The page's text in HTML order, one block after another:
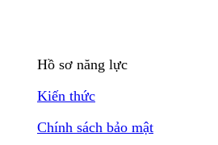
Hồ sơ năng lực
Kiến thức
Chính sách bảo mật